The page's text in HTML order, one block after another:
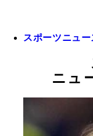
スポーツニュ
ニュ